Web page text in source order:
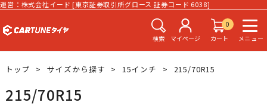
運営：株式会社イード [東京証券取引所グロース 証券コード 6038]
検索 マイページ
0
カート
メニュー
トップ サイズから探す 15インチ 215/70R15
215/70R15